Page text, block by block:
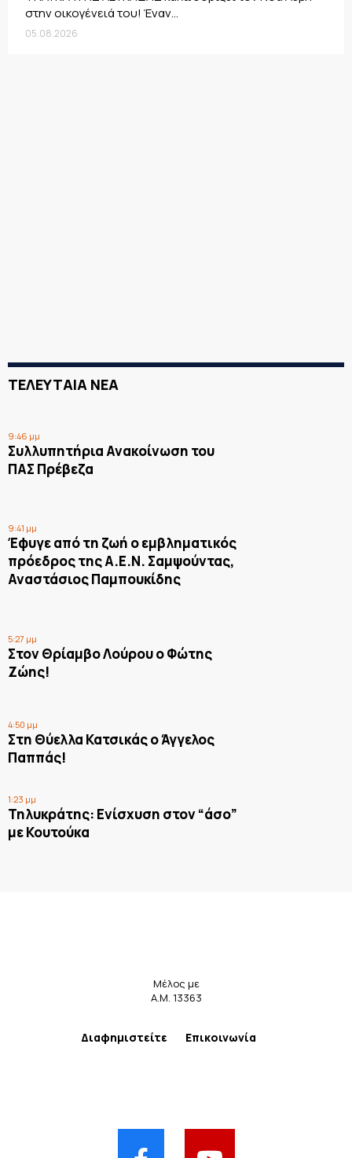
στην οικογένειά του! Έναν...
05.08.2026
ΤΕΛΕΥΤΑΙΑ ΝΕΑ
9:46 μμ
Συλλυπητήρια Ανακοίνωση του
ΠΑΣ Πρέβεζα
9:41 μμ
Έφυγε από τη ζωή ο εμβληματικός
πρόεδρος της Α.Ε.Ν. Σαμψούντας,
Αναστάσιος Παμπουκίδης
5:27 μμ
Στον Θρίαμβο Λούρου ο Φώτης
Ζώης!
4:50 μμ
Στη Θύελλα Κατσικάς ο Άγγελος
Παππάς!
1:23 μμ
Τηλυκράτης: Ενίσχυση στον “άσο”
με Κουτούκα
Μέλος με
Α.Μ. 13363
Διαφημιστείτε Επικοινωνία